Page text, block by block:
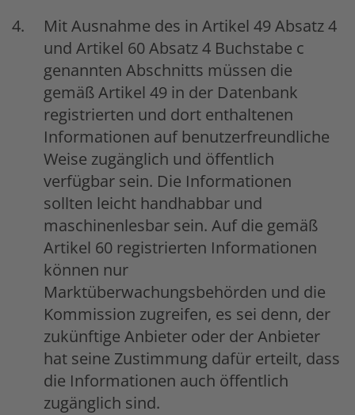
Mit Ausnahme des in Artikel 49 Absatz 4
und Artikel 60 Absatz 4 Buchstabe c
genannten Abschnitts müssen die
gemäß Artikel 49 in der Datenbank
registrierten und dort enthaltenen
Informationen auf benutzerfreundliche
Weise zugänglich und öffentlich
verfügbar sein. Die Informationen
sollten leicht handhabbar und
maschinenlesbar sein. Auf die gemäß
Artikel 60 registrierten Informationen
können nur
Marktüberwachungsbehörden und die
Kommission zugreifen, es sei denn, der
zukünftige Anbieter oder der Anbieter
hat seine Zustimmung dafür erteilt, dass
die Informationen auch öffentlich
zugänglich sind.